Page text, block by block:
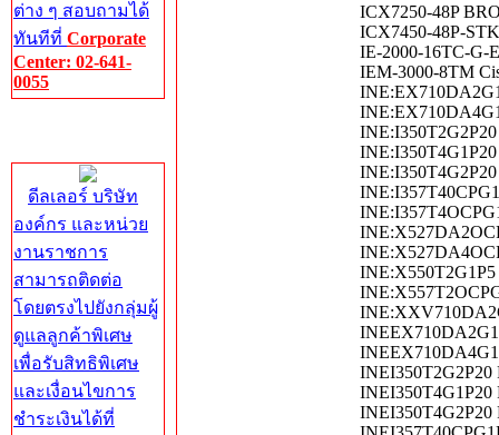
ต่าง ๆ สอบถามได้
ทันทีที่ Corporate
Center: 02-641-
0055
ดีลเลอร์ บริษัท
องค์กร และหน่วย
งานราชการ
สามารถติดต่อ
โดยตรงไปยังกลุ่มผู้
ดูแลลูกค้าพิเศษ
เพื่อรับสิทธิพิเศษ
และเงื่อนไขการ
ชำระเงินได้ที่
ICX7250-48P
ICX7450-48P-
IE-2000-16TC-G-
IEM-3000-8TM
INE:X550T2G1P5
INEI350T2G2P20
INEI350T4G1P20
INEI350T4G2P20